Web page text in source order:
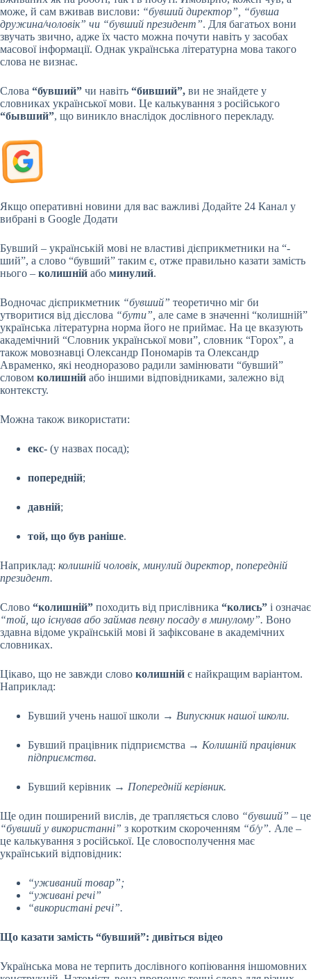
може, й сам вживав вислови: “бувший директор”, “бувша
дружина/чоловік” чи “бувший президент”. Для багатьох вони
звучать звично, адже їх часто можна почути навіть у засобах
масової інформації. Однак українська літературна мова такого
слова не визнає.
Слова “бувший” чи навіть “бивший”, ви не знайдете у
словниках української мови. Це калькування з російського
“бывший”, що виникло внаслідок дослівного перекладу.
Якщо оперативні новини для вас важливі Додайте 24 Канал у
вибрані в Google Додати
Бувший – українській мові не властиві дієприкметники на “-
ший”, а слово “бувший” таким є, отже правильно казати замість
нього – колишній або минулий.
Водночас дієприкметник “бувший” теоретично міг би
утворитися від дієслова “бути”, але саме в значенні “колишній”
українська літературна норма його не приймає. На це вказують
академічний “Словник української мови”, словник “Горох”, а
також мовознавці Олександр Пономарів та Олександр
Авраменко, які неодноразово радили замінювати “бувший”
словом колишній або іншими відповідниками, залежно від
контексту.
Можна також використати:
екс- (у назвах посад);
попередній;
давній;
той, що був раніше.
Наприклад: колишній чоловік, минулий директор, попередній
президент.
Слово “колишній” походить від прислівника “колись” і означає
“той, що існував або займав певну посаду в минулому”. Воно
здавна відоме українській мові й зафіксоване в академічних
словниках.
Цікаво, що не завжди слово колишній є найкращим варіантом.
Наприклад:
Бувший учень нашої школи → Випускник нашої школи.
Бувший працівник підприємства → Колишній працівник
підприємства.
Бувший керівник → Попередній керівник.
Ще один поширений вислів, де трапляється слово “бувший” – це
“бувший у використанні” з коротким скороченням “б/у”. Але –
це калькування з російської. Це словосполучення має
український відповідник:
“уживаний товар”;
“уживані речі”
“використані речі”.
Що казати замість “бувший”: дивіться відео
Українська мова не терпить дослівного копіювання іншомовних